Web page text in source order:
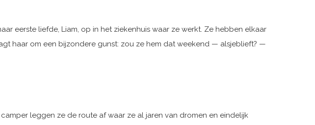
eerste liefde, Liam, op in het ziekenhuis waar ze werkt. Ze hebben elkaar
haar om een bijzondere gunst: zou ze hem dat weekend — alsjeblieft? —
leggen ze de route af waar ze al jaren van dromen en eindelijk